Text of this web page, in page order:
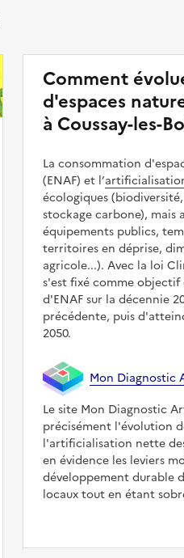
Comment
d'espaces
à Coussay-les-
La consommation
(ENAF) et l’
écologiques
stockage carbone), mais
équipements publics,
territoires en déprise,
agricole...). Avec la loi
s'est fixé comme objectif
d'ENAF sur la décennie
précédente, puis
2050.
Mon Diagnostic
Le site Mon Diagnostic
précisément l'évolution
l'artificialisation nette des
en évidence les leviers
développement durable
locaux tout en étant